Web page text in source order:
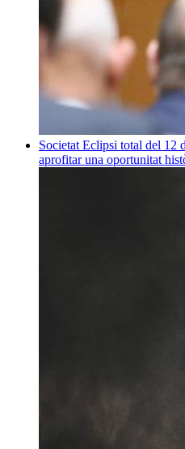
Societat Eclipsi total del 12
aprofitar una oportunitat